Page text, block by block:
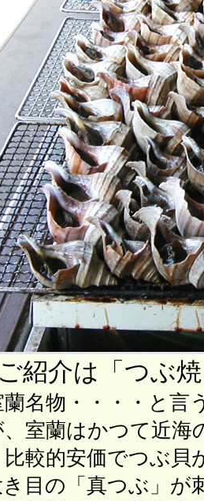
紹介は「つぶ
蘭名物・・・・と言
室蘭はかつて近海
比較的安価でつぶ
目の「真つぶ」が